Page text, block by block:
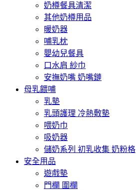
奶樽餐具清潔
其他奶樽用品
暖奶器
哺乳枕
嬰幼兒餐具
口水肩 紗巾
安撫奶嘴 奶嘴鏈
母乳餵哺
乳墊
乳頭護理 冷熱敷墊
喂奶巾
吸奶器
儲奶系列 初乳收集 奶粉格
安全用品
遊戲墊
門欄 圍欄